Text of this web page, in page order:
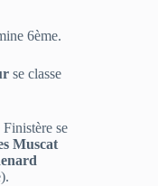
6ème.
se classe
Finistère se
Muscat